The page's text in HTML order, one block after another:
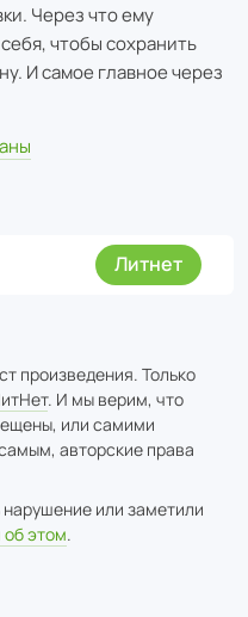
Через что ему
чтобы сохранить
И самое главное через
Литнет
произведения. Только
. И мы верим, что
или самими
авторские права
или заметили
этом.